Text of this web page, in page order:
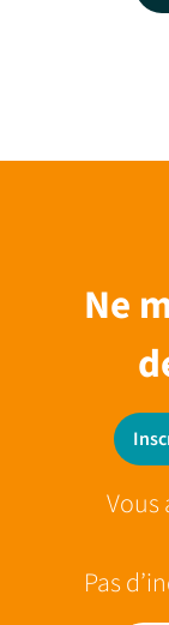
Ne
Vous
Pas